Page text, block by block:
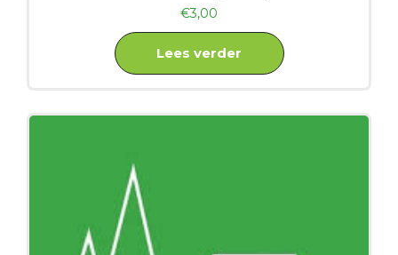
€3,00
Lees verder